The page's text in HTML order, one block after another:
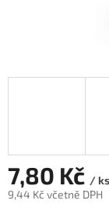
7,80 Kč / ks
9,44 Kč včetně DPH